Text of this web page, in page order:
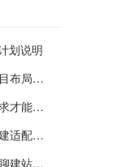
划说明
考思路
落地效率
牌信息源
的问题